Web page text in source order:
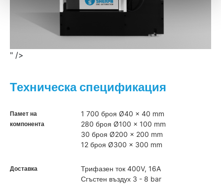
" />
Техническа спецификация
Памет на
компонента
1 700 броя Ø40 x 40 mm
280 броя Ø100 x 100 mm
30 броя Ø200 x 200 mm
12 броя Ø300 x 300 mm
Доставка
Трифазен ток 400V, 16A
Сгъстен въздух 3 - 8 bar